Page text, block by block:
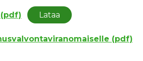
Lataa
(pdf)